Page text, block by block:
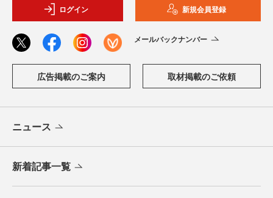
ログイン 新規会員登録
メールバックナンバー
広告掲載のご案内 取材掲載のご依頼
ニュース
新着記事一覧